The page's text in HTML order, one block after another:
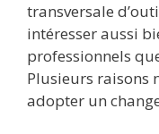
transversale
intéresser aussi
professionnels
Plusieurs raisons
adopter un